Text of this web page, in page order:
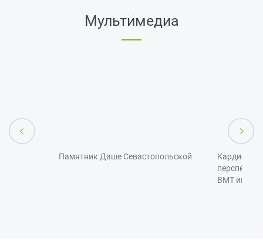
Мультимедиа
Памятник Даше Севастопольской
ВМТ им А А